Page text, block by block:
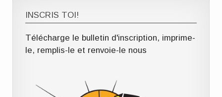
INSCRIS TOI!
Télécharge le bulletin d'inscription, imprime-
le, remplis-le et renvoie-le nous